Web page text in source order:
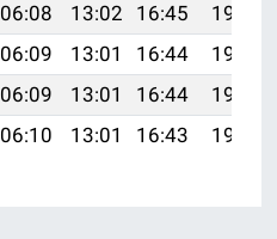
06:08 13:02 16:45
19:46
06:09 13:01 16:44
19:44
06:09 13:01 16:44
19:43
06:10 13:01 16:43 19:42